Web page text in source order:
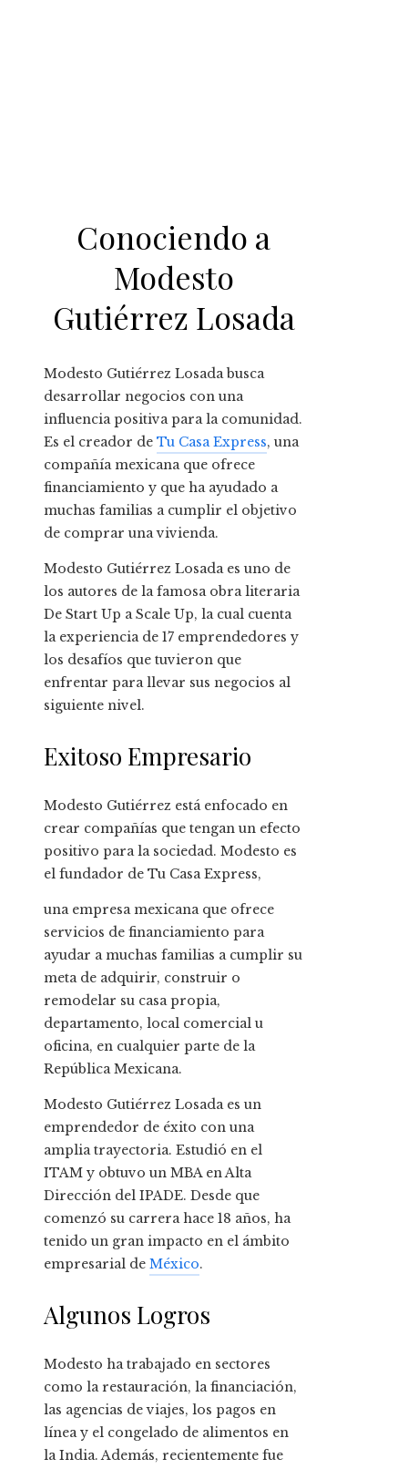
Conociendo a
Modesto
Gutiérrez Losada
Modesto Gutiérrez Losada busca
desarrollar negocios con una
influencia positiva para la comunidad.
Es el creador de Tu Casa Express, una
compañía mexicana que ofrece
financiamiento y que ha ayudado a
muchas familias a cumplir el objetivo
de comprar una vivienda.
Modesto Gutiérrez Losada es uno de
los autores de la famosa obra literaria
De Start Up a Scale Up, la cual cuenta
la experiencia de 17 emprendedores y
los desafíos que tuvieron que
enfrentar para llevar sus negocios al
siguiente nivel.
Exitoso Empresario
Modesto Gutiérrez está enfocado en
crear compañías que tengan un efecto
positivo para la sociedad. Modesto es
el fundador de Tu Casa Express,
una empresa mexicana que ofrece
servicios de financiamiento para
ayudar a muchas familias a cumplir su
meta de adquirir, construir o
remodelar su casa propia,
departamento, local comercial u
oficina, en cualquier parte de la
República Mexicana.
Modesto Gutiérrez Losada es un
emprendedor de éxito con una
amplia trayectoria. Estudió en el
ITAM y obtuvo un MBA en Alta
Dirección del IPADE. Desde que
comenzó su carrera hace 18 años, ha
tenido un gran impacto en el ámbito
empresarial de México.
Algunos Logros
Modesto ha trabajado en sectores
como la restauración, la financiación,
las agencias de viajes, los pagos en
línea y el congelado de alimentos en
la India. Además, recientemente fue